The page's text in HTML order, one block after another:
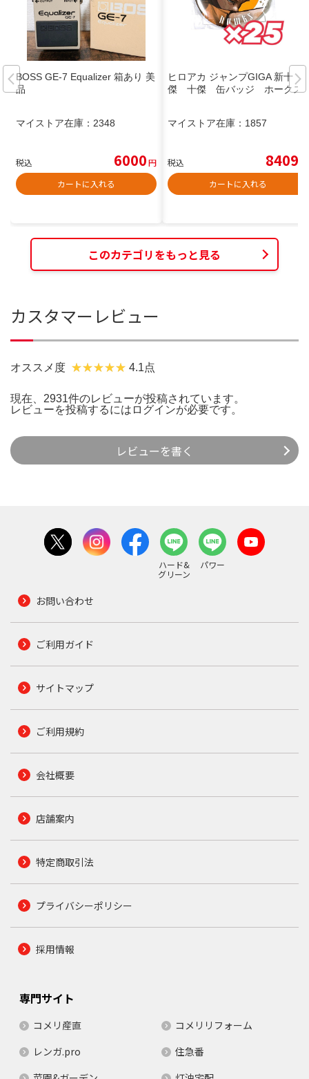
BOSS GE-7 Equalizer 箱あり 美
品
マイストア在庫： 2348
税込 6000円
カートに入れる
ヒロアカ ジャンプGIGA 新十
傑 十傑 缶バッジ ホークス
マイストア在庫： 1857
税込 8409
カートに入れる
このカテゴリをもっと見る
カスタマーレビュー
オススメ度 4.1点
現在、2931件のレビューが投稿されています。
レビューを投稿するには ログインが必要です。
レビューを書く
ハード&
グリーン
パワー
お問い合わせ
ご利用ガイド
サイトマップ
ご利用規約
会社概要
店舗案内
特定商取引法
プライバシーポリシー
採用情報
専門サイト
コメリ産直
コメリリフォーム
レンガ.pro
住急番